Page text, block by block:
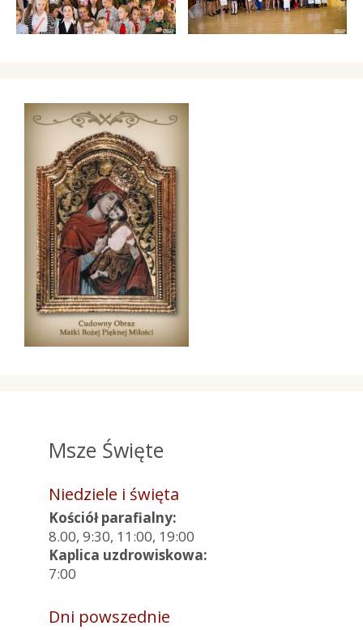
Msze Święte
Niedziele i święta
Kościół parafialny:
8.00, 9:30, 11:00, 19:00
Kaplica uzdrowiskowa:
7:00
Dni powszednie